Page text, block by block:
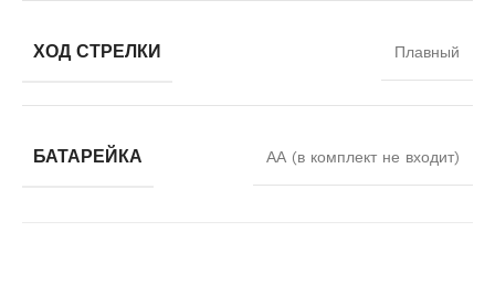
ХОД СТРЕЛКИ Плавный
БАТАРЕЙКА АА (в комплект не входит)